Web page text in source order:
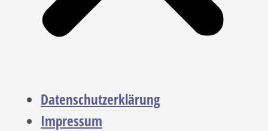
Datenschutzerklärung
Impressum